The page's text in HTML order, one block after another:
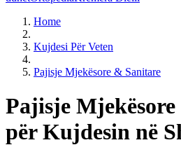
Home
Kujdesi Për Veten
Pajisje Mjekësore & Sanitare
Pajisje
për Kujdesin në